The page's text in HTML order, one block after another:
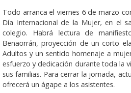
Todo arranca el viernes 6 de marzo
Día Internacional de la Mujer, en el
colegio. Habrá lectura de
Benaorrán, proyección de un corto
Adultos y un sentido homenaje a
esfuerzo y dedicación durante toda la
sus familias. Para cerrar la jornada,
ofrecerá un ágape a los asistentes.